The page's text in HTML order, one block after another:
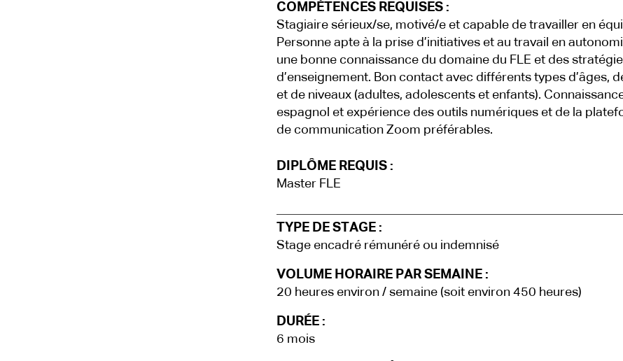
COMPÉTENCES REQUISES :
Stagiaire sérieux/se, motivé/e et capable de travailler en
Personne apte à la prise d’initiatives et au travail en
une bonne connaissance du domaine du FLE et des
d’enseignement. Bon contact avec différents types d’âges,
et de niveaux (adultes, adolescents et enfants).
espagnol et expérience des outils numériques et de la
de communication Zoom préférables.
DIPLÔME REQUIS :
Master FLE
TYPE DE STAGE :
Stage encadré rémunéré ou indemnisé
VOLUME HORAIRE PAR SEMAINE :
20 heures environ / semaine (soit environ 450 heures)
DURÉE :
6 mois